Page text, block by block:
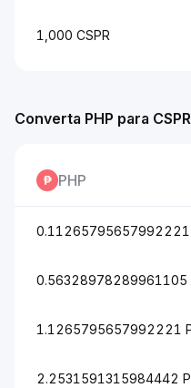
1,000 CSPR
Converta PHP para CSPR
PHP
0.11265795657992221
0.56328978289961105
1.1265795657992221
2.2531591315984442